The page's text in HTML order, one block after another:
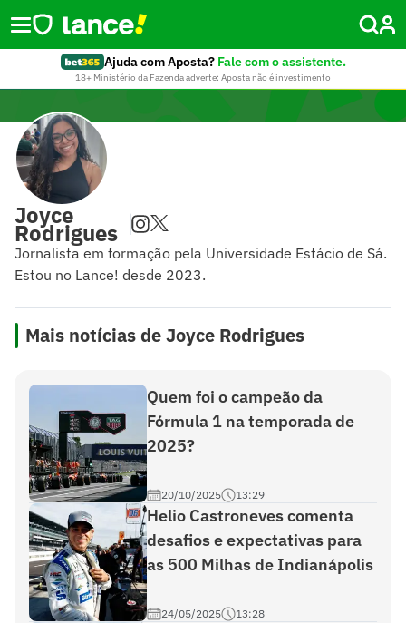
Ajuda com Aposta? Fale com o assistente.
18+ Ministério da Fazenda adverte: Aposta não é investimento
Joyce
Rodrigues
Jornalista em formação pela Universidade Estácio de Sá.
Estou no Lance! desde 2023.
Mais notícias de Joyce Rodrigues
Quem foi o campeão da
Fórmula 1 na temporada de
2025?
20/10/2025 13:29
Helio Castroneves comenta
desafios e expectativas para
as 500 Milhas de Indianápolis
24/05/2025 13:28